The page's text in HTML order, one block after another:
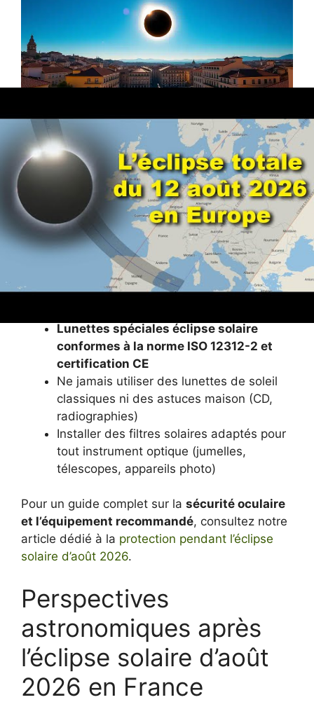
Règles essentielles de
sécurité pour l’observation
solaire
L’observation directe du Soleil sans protection
adéquate peut causer des lésions irréversibles
de la rétine. Même avec plus de 90 % de
l’éclipse, il est impératif d’utiliser des dispositifs
de protection homologués :
Lunettes spéciales éclipse solaire
conformes à la norme ISO 12312-2 et
certification CE
Ne jamais utiliser des lunettes de soleil
classiques ni des astuces maison (CD,
radiographies)
Installer des filtres solaires adaptés pour
tout instrument optique (jumelles,
télescopes, appareils photo)
Pour un guide complet sur la sécurité oculaire
et l’équipement recommandé, consultez notre
article dédié à la protection pendant l’éclipse
solaire d’août 2026.
Perspectives
astronomiques après
l’éclipse solaire d’août
2026 en France